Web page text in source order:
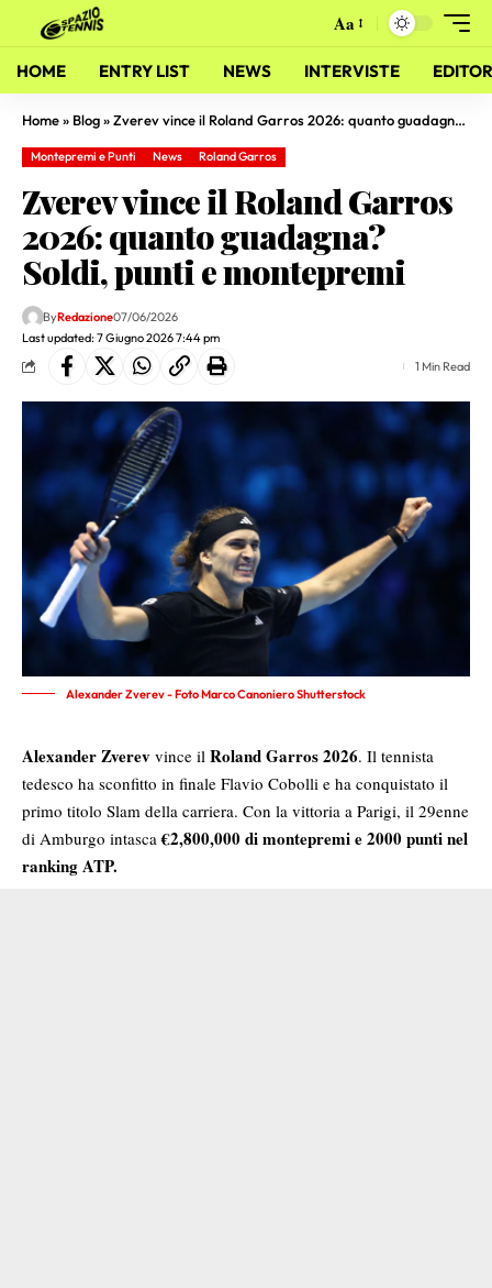
Aa
HOME ENTRY LIST NEWS INTERVISTE
Home» Blog»Zverev vince il Roland Garros 2026: quanto guadagna? Soldi, punti e montepremi
Montepremi e Punti News Roland Garros
Zverev vince il Roland Garros
2026: quanto guadagna?
Soldi, punti e montepremi
Last updated: 7 Giugno 2026 7:44 pm
ByRedazione07/06/2026
1 Min Read
Alexander Zverev - Foto Marco Canoniero Shutterstock
Alexander Zverev vince il Roland Garros 2026. Il tennista
tedesco ha sconfitto in finale Flavio Cobolli e ha conquistato il
primo titolo Slam della carriera. Con la vittoria a Parigi, il 29enne
di Amburgo intasca€2,800,000 di montepremi e 2000 punti nel
ranking ATP.